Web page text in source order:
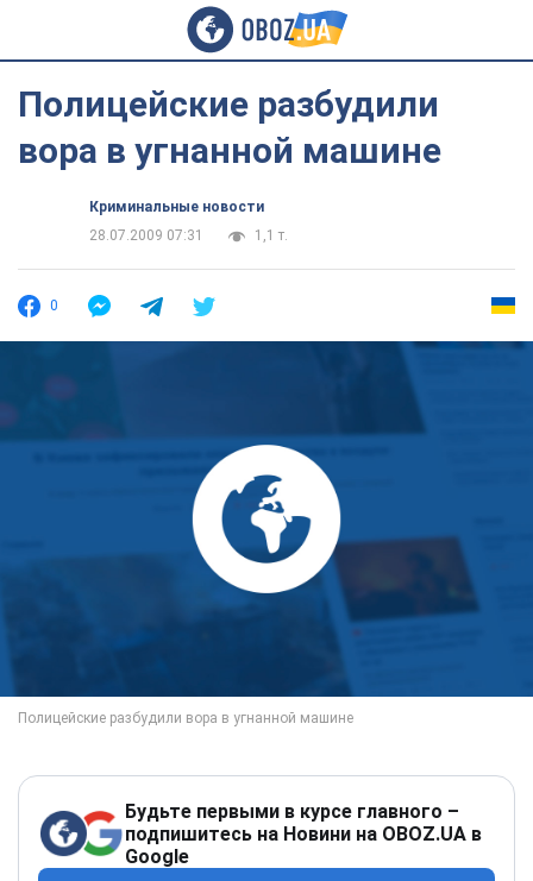
Полицейские разбудили
вора в угнанной машине
Криминальные новости
28.07.2009 07:31
1,1 т.
0
Будьте первыми в курсе главного –
подпишитесь на Новини на OBOZ.UA в
Google